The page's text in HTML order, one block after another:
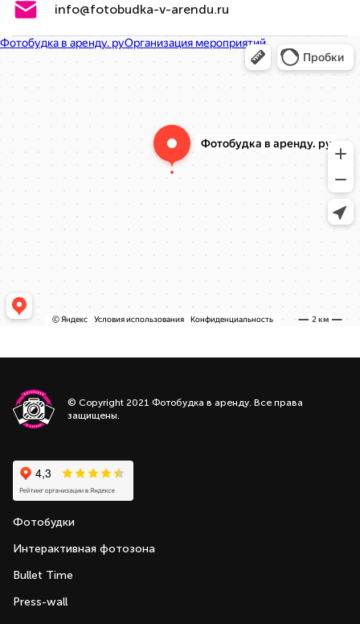
info@fotobudka-v-arendu.ru
© Copyright 2021 Фотобудка в аренду. Все права
защищены.
Фотобудки
Интерактивная фотозона
Bullet Time
Press-wall